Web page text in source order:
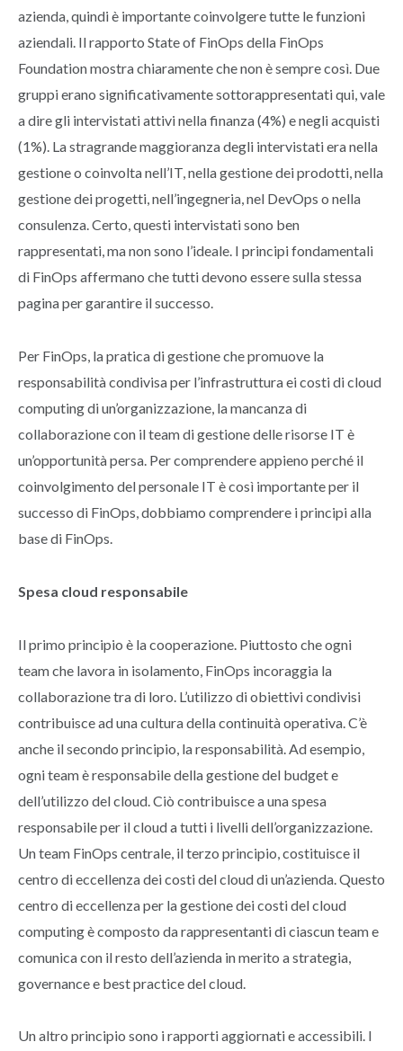
azienda, quindi è importante coinvolgere tutte le funzioni
aziendali. Il rapporto State of FinOps della FinOps
Foundation mostra chiaramente che non è sempre così. Due
gruppi erano significativamente sottorappresentati qui, vale
a dire gli intervistati attivi nella finanza (4%) e negli acquisti
(1%). La stragrande maggioranza degli intervistati era nella
gestione o coinvolta nell’IT, nella gestione dei prodotti, nella
gestione dei progetti, nell’ingegneria, nel DevOps o nella
consulenza. Certo, questi intervistati sono ben
rappresentati, ma non sono l’ideale. I principi fondamentali
di FinOps affermano che tutti devono essere sulla stessa
pagina per garantire il successo.
Per FinOps, la pratica di gestione che promuove la
responsabilità condivisa per l’infrastruttura ei costi di cloud
computing di un’organizzazione, la mancanza di
collaborazione con il team di gestione delle risorse IT è
un’opportunità persa. Per comprendere appieno perché il
coinvolgimento del personale IT è così importante per il
successo di FinOps, dobbiamo comprendere i principi alla
base di FinOps.
Spesa cloud responsabile
Il primo principio è la cooperazione. Piuttosto che ogni
team che lavora in isolamento, FinOps incoraggia la
collaborazione tra di loro. L’utilizzo di obiettivi condivisi
contribuisce ad una cultura della continuità operativa. C’è
anche il secondo principio, la responsabilità. Ad esempio,
ogni team è responsabile della gestione del budget e
dell’utilizzo del cloud. Ciò contribuisce a una spesa
responsabile per il cloud a tutti i livelli dell’organizzazione.
Un team FinOps centrale, il terzo principio, costituisce il
centro di eccellenza dei costi del cloud di un’azienda. Questo
centro di eccellenza per la gestione dei costi del cloud
computing è composto da rappresentanti di ciascun team e
comunica con il resto dell’azienda in merito a strategia,
governance e best practice del cloud.
Un altro principio sono i rapporti aggiornati e accessibili. I